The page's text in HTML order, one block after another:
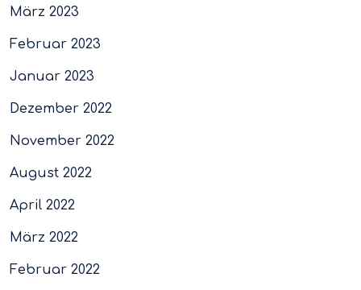
März 2023
Februar 2023
Januar 2023
Dezember 2022
November 2022
August 2022
April 2022
März 2022
Februar 2022